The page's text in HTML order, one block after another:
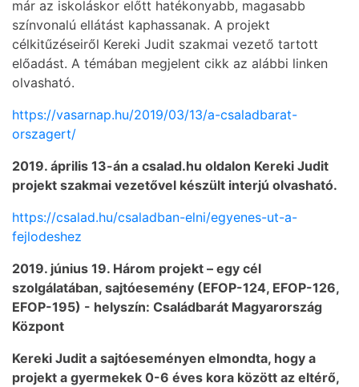
már az iskoláskor előtt hatékonyabb, magasabb
színvonalú ellátást kaphassanak. A projekt
célkitűzéseiről Kereki Judit szakmai vezető tartott
előadást. A témában megjelent cikk az alábbi linken
olvasható.
https://vasarnap.hu/2019/03/13/a-csaladbarat-
orszagert/
2019. április 13-án a csalad.hu oldalon Kereki Judit
projekt szakmai vezetővel készült interjú olvasható.
https://csalad.hu/csaladban-elni/egyenes-ut-a-
fejlodeshez
2019. június 19. Három projekt – egy cél
szolgálatában, sajtóesemény (EFOP-124, EFOP-126,
EFOP-195) - helyszín: Családbarát Magyarország
Központ
Kereki Judit a sajtóeseményen elmondta, hogy a
projekt a gyermekek 0-6 éves kora között az eltérő,